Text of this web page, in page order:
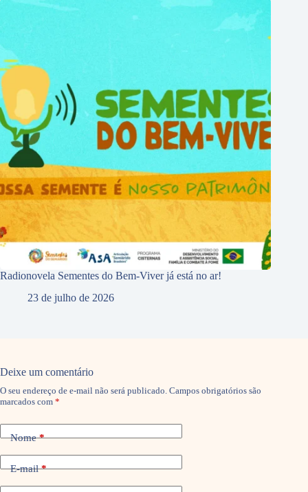
Radionovela Sementes do Bem-Viver já está no ar!
23 de julho de 2026
Deixe um comentário
O seu endereço de e-mail não será publicado. Campos obrigatórios são
marcados com *
Nome*
E-mail*